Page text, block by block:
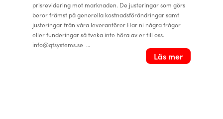
prisrevidering mot marknaden. De justeringar som görs
beror främst på generella kostnadsförändringar samt
justeringar från våra leverantörer Har ni några frågor
eller funderingar så tveka inte höra av er till oss.
info@qtsystems.se …
Läs mer